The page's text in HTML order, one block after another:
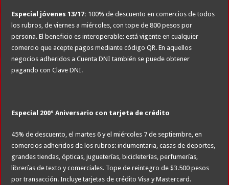
Especial jóvenes 13/17: 100% de descuento en comercios de todos
los rubros, de viernes a miércoles, con tope de 800 pesos por
persona. El beneficio es interoperable: está vigente en cualquier
comercio que acepte pagos mediante código QR. En aquellos
negocios adheridos a Cuenta DNI también se puede obtener
pagando con Clave DNI.
Especial 200º Aniversario con tarjeta de crédito
45% de descuento, el martes 6 y el miércoles 7 de septiembre, en
comercios adheridos de los rubros: indumentaria, casas de deportes,
grandes tiendas, ópticas, jugueterías, bicicleterías, perfumerías,
librerías de texto y comerciales. Tope de reintegro de $3.500 pesos
por transacción. Incluye tarjetas de crédito Visa y Mastercard.